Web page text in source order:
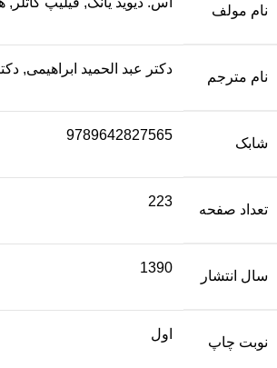
نام مولف
نام مترجم
دکتر عبد الحمید ابراهیمی,
شابک
9789642827565
تعداد صفحه
223
سال انتشار
1390
نوبت چاپ
اول